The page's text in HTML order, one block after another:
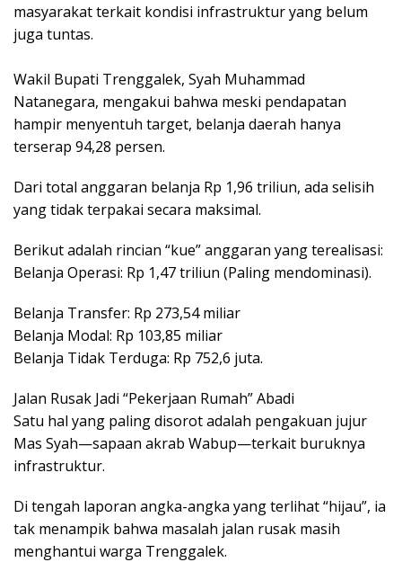
masyarakat terkait kondisi infrastruktur yang belum
juga tuntas.
​Wakil Bupati Trenggalek, Syah Muhammad
Natanegara, mengakui bahwa meski pendapatan
hampir menyentuh target, belanja daerah hanya
terserap 94,28 persen.
Dari total anggaran belanja Rp 1,96 triliun, ada selisih
yang tidak terpakai secara maksimal.
​Berikut adalah rincian “kue” anggaran yang terealisasi:
​Belanja Operasi: Rp 1,47 triliun (Paling mendominasi).
​Belanja Transfer: Rp 273,54 miliar
​Belanja Modal: Rp 103,85 miliar
​Belanja Tidak Terduga: Rp 752,6 juta.
​Jalan Rusak Jadi “Pekerjaan Rumah” Abadi
​Satu hal yang paling disorot adalah pengakuan jujur
Mas Syah—sapaan akrab Wabup—terkait buruknya
infrastruktur.
Di tengah laporan angka-angka yang terlihat “hijau”, ia
tak menampik bahwa masalah jalan rusak masih
menghantui warga Trenggalek.